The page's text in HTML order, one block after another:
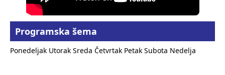
Programska šema
Ponedeljak Utorak Sreda Četvrtak Petak Subota Nedelja